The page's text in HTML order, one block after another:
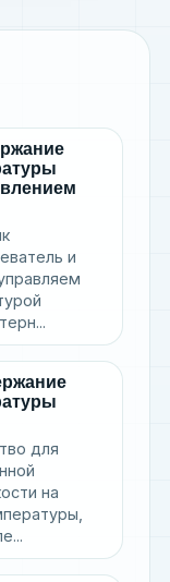
и
для
на